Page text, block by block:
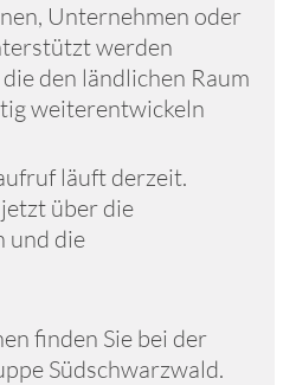
Unternehmen oder
werden
den ländlichen Raum
weiterentwickeln
läuft derzeit.
über die
und die
finden Sie bei der
Südschwarzwald.